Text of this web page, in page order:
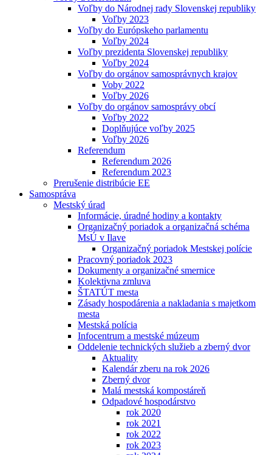
Voľby do Národnej rady Slovenskej republiky
Voľby 2023
Voľby do Európskeho parlamentu
Voľby 2024
Voľby prezidenta Slovenskej republiky
Voľby 2024
Voľby do orgánov samosprávnych krajov
Voby 2022
Voľby 2026
Voľby do orgánov samosprávy obcí
Voľby 2022
Doplňujúce voľby 2025
Voľby 2026
Referendum
Referendum 2026
Referendum 2023
Prerušenie distribúcie EE
Samospráva
Mestský úrad
Informácie, úradné hodiny a kontakty
Organizačný poriadok a organizačná schéma
MsÚ v Ilave
Organizačný poriadok Mestskej polície
Pracovný poriadok 2023
Dokumenty a organizačné smernice
Kolektivna zmluva
ŠTATÚT mesta
Zásady hospodárenia a nakladania s majetkom
mesta
Mestská polícia
Infocentrum a mestské múzeum
Oddelenie technických služieb a zberný dvor
Aktuality
Kalendár zberu na rok 2026
Zberný dvor
Malá mestská kompostáreň
Odpadové hospodárstvo
rok 2020
rok 2021
rok 2022
rok 2023